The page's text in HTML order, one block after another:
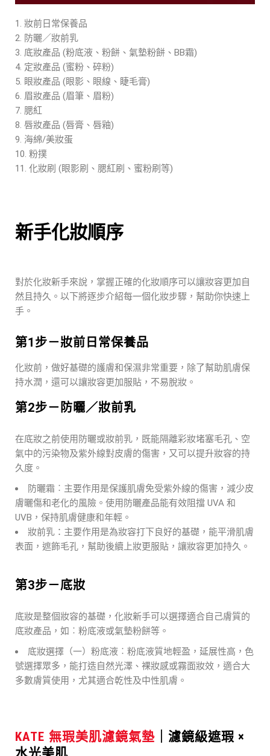
妝前日常保養品
防曬／妝前乳
底妝產品 (粉底液、粉餅、氣墊粉餅、BB霜)
定妝產品 (蜜粉、碎粉)
眼妝產品 (眼影、眼線、睫毛膏)
眉妝產品 (眉筆、眉粉)
腮紅
唇妝產品 (唇膏、唇釉)
海綿/美妝蛋
粉撲
化妝刷 (眼影刷、腮紅刷、蜜粉刷等)
新手化妝順序
對於化妝新手來說，掌握正確的化妝順序可以讓妝容更加自
然且持久。以下將逐步介紹每一個化妝步驟，幫助你快速上
手。
第1步－妝前日常保養品
化妝前，做好基礎的護膚和保濕非常重要，除了幫助肌膚保
持水潤，還可以讓妝容更加服貼，不易脫妝。
第2步－防曬／妝前乳
在底妝之前使用防曬或妝前乳，既能隔離彩妝堵塞毛孔、空
氣中的污染物及紫外線對皮膚的傷害，又可以提升妝容的持
久度。
防曬霜︰主要作用是保護肌膚免受紫外線的傷害，減少皮
膚曬傷和老化的風險。使用防曬產品能有效阻擋 UVA 和
UVB，保持肌膚健康和年輕。
妝前乳：主要作用是為妝容打下良好的基礎，能平滑肌膚
表面，遮飾毛孔，幫助後續上妝更服貼，讓妝容更加持久。
第3步－底妝
底妝是整個妝容的基礎，化妝新手可以選擇適合自己膚質的
底妝產品，如︰粉底液或氣墊粉餅等。
底妝選擇（一）粉底液︰粉底液質地輕盈，延展性高，色
號選擇眾多，能打造自然光澤、裸妝感或霧面妝效，適合大
多數膚質使用，尤其適合乾性及中性肌膚。
KATE 無瑕美肌濾鏡氣墊｜濾鏡級遮瑕 ×
水光美肌